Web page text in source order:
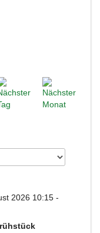
2026 10:15 -